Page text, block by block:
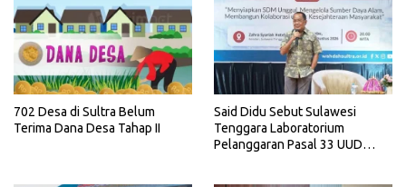
702 Desa di Sultra Belum
Terima Dana Desa Tahap II
Said Didu Sebut Sulawesi
Tenggara Laboratorium
Pelanggaran Pasal 33 UUD